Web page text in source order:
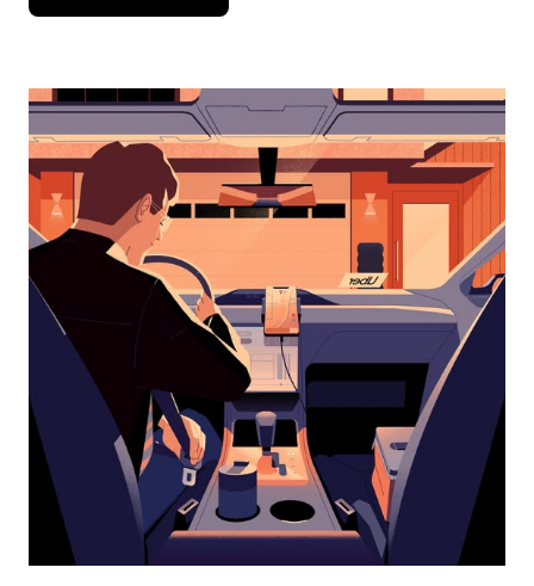
la
bas
interagir
avec
calendrier
et
sélectionner
une
date.
Appuyez
d'échappement
pour
fermer
calendrier.